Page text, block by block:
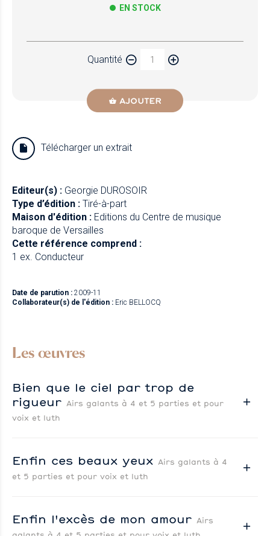
EN STOCK
Quantité
AJOUTER
Télécharger un extrait
Editeur(s) : Georgie DUROSOIR
Type d’édition : Tiré-à-part
Maison d'édition : Editions du Centre de musique
baroque de Versailles
Cette référence comprend :
1 ex. Conducteur
Date de parution : 2009-11
Collaborateur(s) de l'édition : Eric BELLOCQ
Les œuvres
Bien que le ciel par trop de
rigueur Airs galants à 4 et 5 parties et pour
voix et luth
Enfin ces beaux yeux Airs galants à 4
et 5 parties et pour voix et luth
Enfin l'excès de mon amour Airs